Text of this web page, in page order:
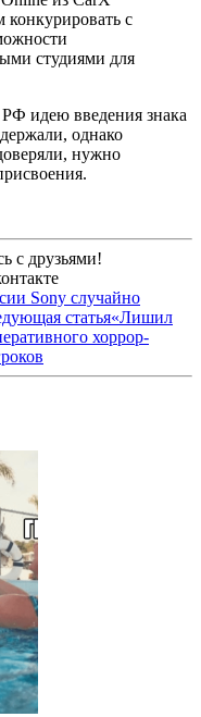
с
студиями для
идею введения знака
однако
нужно
с друзьями!
Sony случайно
статья«Лишил
хоррор-